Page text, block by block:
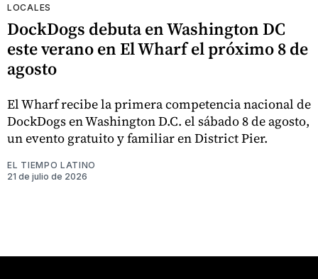
LOCALES
DockDogs debuta en Washington DC
este verano en El Wharf el próximo 8 de
agosto
El Wharf recibe la primera competencia nacional de
DockDogs en Washington D.C. el sábado 8 de agosto,
un evento gratuito y familiar en District Pier.
EL TIEMPO LATINO
21 de julio de 2026